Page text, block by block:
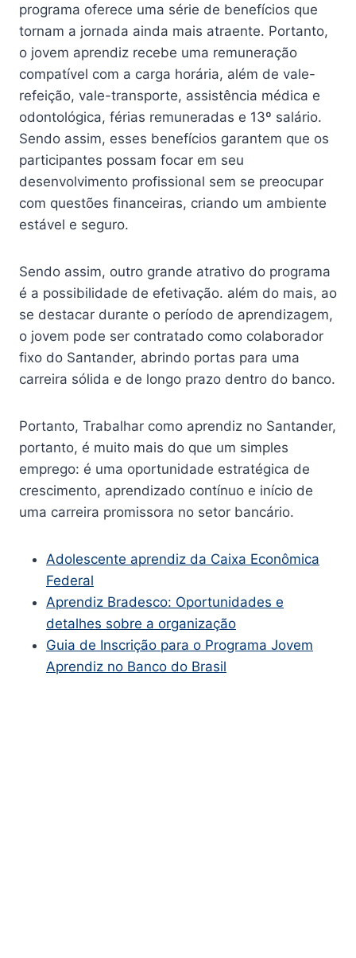
programa oferece uma série de benefícios que
tornam a jornada ainda mais atraente. Portanto,
o jovem aprendiz recebe uma remuneração
compatível com a carga horária, além de vale-
refeição, vale-transporte, assistência médica e
odontológica, férias remuneradas e 13º salário.
Sendo assim, esses benefícios garantem que os
participantes possam focar em seu
desenvolvimento profissional sem se preocupar
com questões financeiras, criando um ambiente
estável e seguro.
Sendo assim, outro grande atrativo do programa
é a possibilidade de efetivação. além do mais, ao
se destacar durante o período de aprendizagem,
o jovem pode ser contratado como colaborador
fixo do Santander, abrindo portas para uma
carreira sólida e de longo prazo dentro do banco.
Portanto, Trabalhar como aprendiz no Santander,
portanto, é muito mais do que um simples
emprego: é uma oportunidade estratégica de
crescimento, aprendizado contínuo e início de
uma carreira promissora no setor bancário.
Adolescente aprendiz da Caixa Econômica
Federal
Aprendiz Bradesco: Oportunidades e
detalhes sobre a organização
Guia de Inscrição para o Programa Jovem
Aprendiz no Banco do Brasil